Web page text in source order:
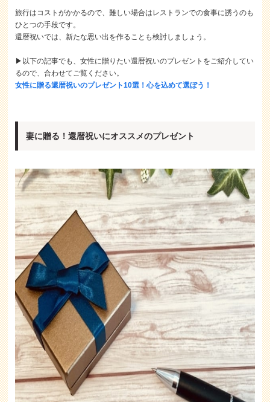
旅行はコストがかかるので、難しい場合はレストランでの食事に誘うのも
ひとつの手段です。
還暦祝いでは、新たな思い出を作ることも検討しましょう。
▶以下の記事でも、女性に贈りたい還暦祝いのプレゼントをご紹介してい
るので、合わせてご覧ください。
女性に贈る還暦祝いのプレゼント10選！心を込めて選ぼう！
妻に贈る！還暦祝いにオススメのプレゼント